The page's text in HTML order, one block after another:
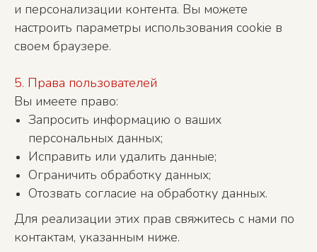
и персонализации контента. Вы можете
настроить параметры использования cookie в
своем браузере.
5. Права пользователей
Вы имеете право:
Запросить информацию о ваших
персональных данных;
Исправить или удалить данные;
Ограничить обработку данных;
Отозвать согласие на обработку данных.
Для реализации этих прав свяжитесь с нами по
контактам, указанным ниже.
СТАЛИСЬ
ВОПРОСЫ?
Мы можем встретится с Вами за чашкой
кофе или обсудить все вопросы онлайн